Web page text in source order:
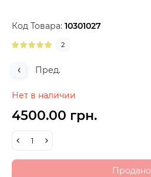
Код Товара: 10301027
2
Пред.
Нет в наличии
4500.00 грн.
Продано